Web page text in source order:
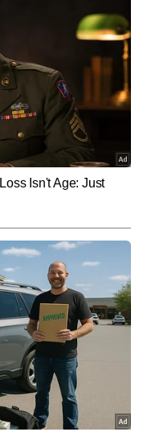
इंफ्रास्ट्रक्चर, डेवलपमेंट, कृषि
हैं। शहर से लेकर गांव-देहात तक की
को ऐसा रूप देते हैं जो न केवल
रूप से भी जुड़ता है।
SUBMIT